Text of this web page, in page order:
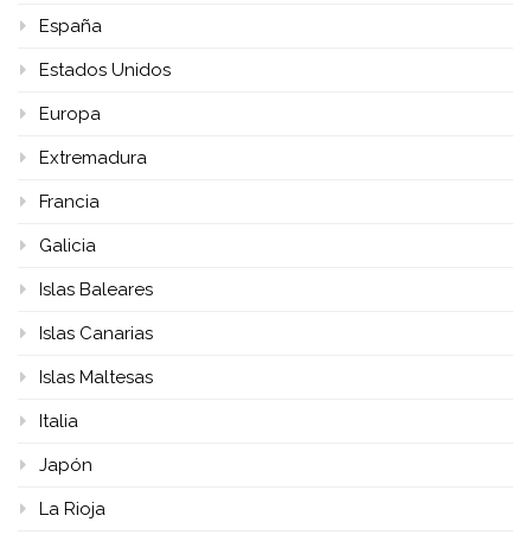
España
Estados Unidos
Europa
Extremadura
Francia
Galicia
Islas Baleares
Islas Canarias
Islas Maltesas
Italia
Japón
La Rioja